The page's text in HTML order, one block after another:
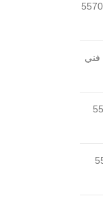
55704662
كاميرات مراقبة الصوابر 55704662 فني